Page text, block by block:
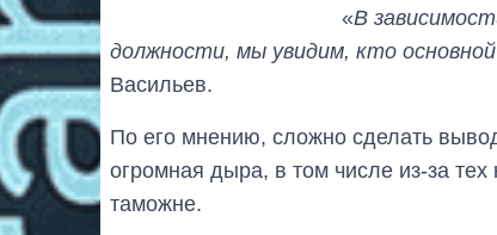
«В
должности, мы увидим, кто
Васильев.
По его мнению, сложно сделать
огромная дыра, в том числе из-за
таможне.